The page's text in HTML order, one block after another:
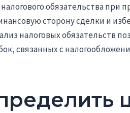
обязательства при
сторону сделки и
налоговых обязательств
связанных с